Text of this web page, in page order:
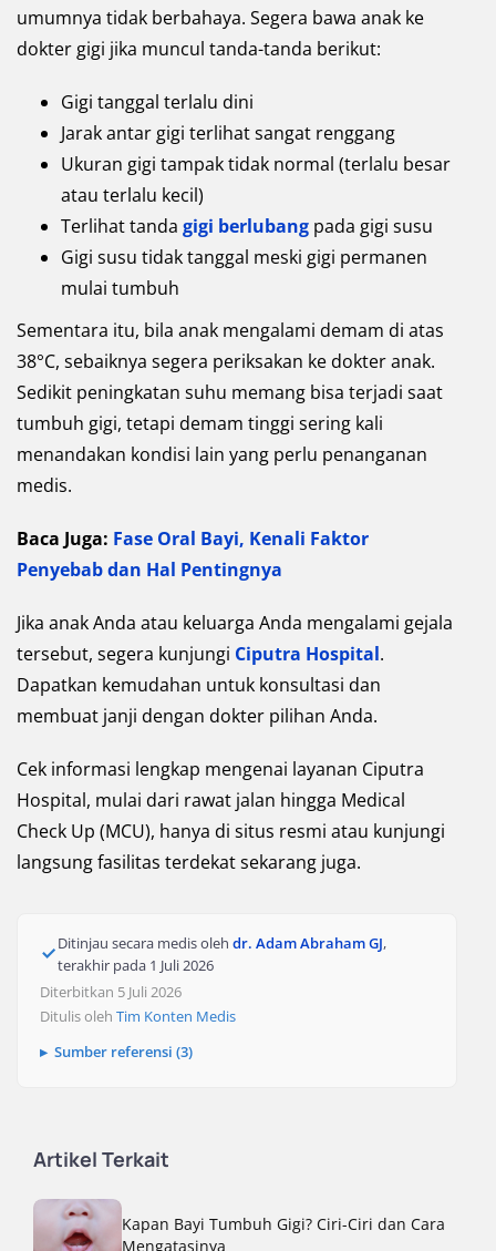
umumnya tidak berbahaya. Segera bawa anak ke
dokter gigi jika muncul tanda-tanda berikut:
Gigi tanggal terlalu dini
Jarak antar gigi terlihat sangat renggang
Ukuran gigi tampak tidak normal (terlalu besar
atau terlalu kecil)
Terlihat tanda gigi berlubang pada gigi susu
Gigi susu tidak tanggal meski gigi permanen
mulai tumbuh
Sementara itu, bila anak mengalami demam di atas
38°C, sebaiknya segera periksakan ke dokter anak.
Sedikit peningkatan suhu memang bisa terjadi saat
tumbuh gigi, tetapi demam tinggi sering kali
menandakan kondisi lain yang perlu penanganan
medis.
Baca Juga: Fase Oral Bayi, Kenali Faktor
Penyebab dan Hal Pentingnya
Jika anak Anda atau keluarga Anda mengalami gejala
tersebut, segera kunjungi Ciputra Hospital.
Dapatkan kemudahan untuk konsultasi dan
membuat janji dengan dokter pilihan Anda.
Cek informasi lengkap mengenai layanan Ciputra
Hospital, mulai dari rawat jalan hingga Medical
Check Up (MCU), hanya di situs resmi atau kunjungi
langsung fasilitas terdekat sekarang juga.
Ditinjau secara medis oleh dr. Adam Abraham GJ,
terakhir pada 1 Juli 2026
Diterbitkan 5 Juli 2026
Ditulis oleh Tim Konten Medis
Sumber referensi (3)
Artikel Terkait
Kapan Bayi Tumbuh Gigi? Ciri-Ciri dan Cara
Mengatasinya